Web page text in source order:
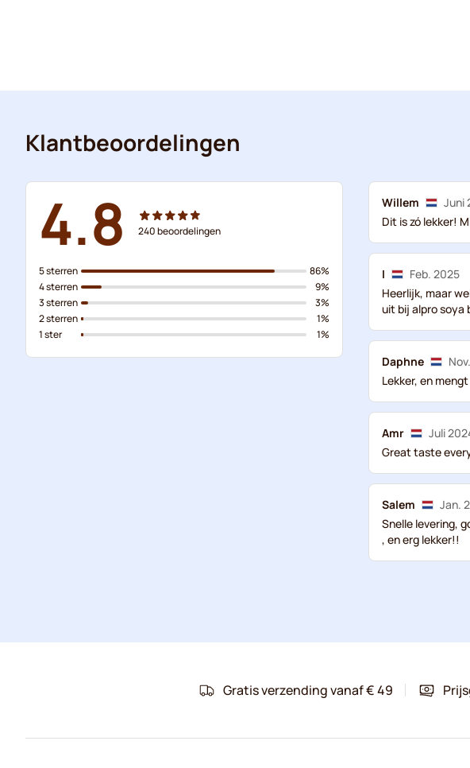
Klantbeoordelingen
4.8 240beoordelingen
5 sterren
4 sterren
3 sterren
2 sterren
1 ster
86%
9%
3%
1%
1%
Willem
Juni
Dit is zó lekker!
I
Feb. 2025
Heerlijk, maar
uit bij alpro soya
Daphne
Lekker, en
Amr
Juli
Great taste
Salem
Jan.
Snelle levering,
, en erg lekker!!
Gratis verzending vanaf € 49